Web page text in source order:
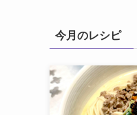
今月のレシピ